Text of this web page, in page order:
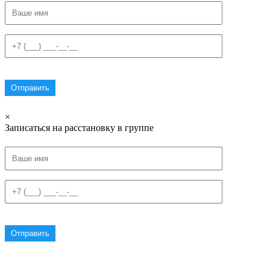
×
Записаться на расстановку в группе